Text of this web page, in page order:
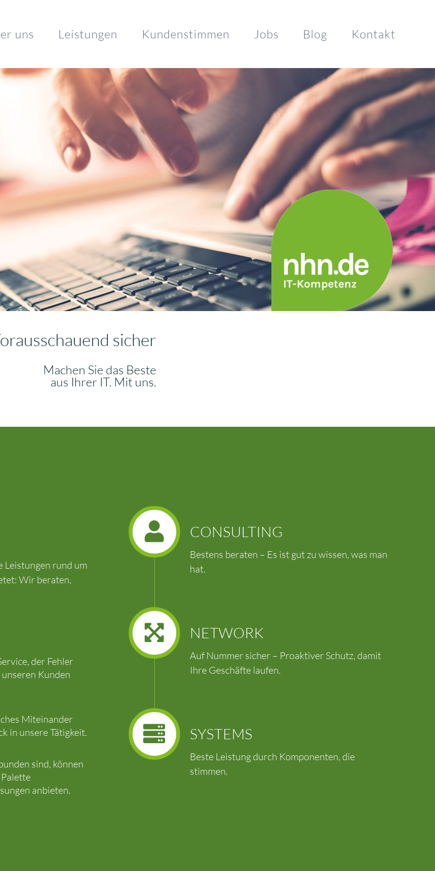
uns Leistungen Kundenstimmen Jobs Blog Kontakt
sicher
Machen Sie das Beste
aus Ihrer IT. Mit uns.
Leistungen rund um
Wir beraten,
der Fehler
Kunden
Miteinander
in unsere Tätigkeit.
sind, können
anbieten.
CONSULTING
Bestens beraten – Es ist gut zu wissen, was man
hat.
NETWORK
Auf Nummer sicher – Proaktiver Schutz, damit
Ihre Geschäfte laufen.
SYSTEMS
Beste Leistung durch Komponenten, die
stimmen.